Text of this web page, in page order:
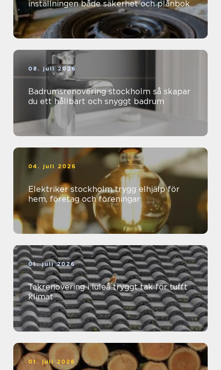
inställningen både säkerhet och plånbok
08. juli 2026
Badrumsrenovering stockholm så skapar
du ett hållbart och snyggt badrum
04. juli 2026
Elektriker stockholm trygg elhjälp för
hem, företag och föreningar
01. juli 2026
Takrenovering i luleå tryggt tak för tufft
klimat
01. juli 2026